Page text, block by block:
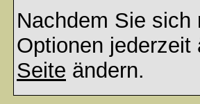
Nachdem Sie sich
Optionen
Seite ändern.